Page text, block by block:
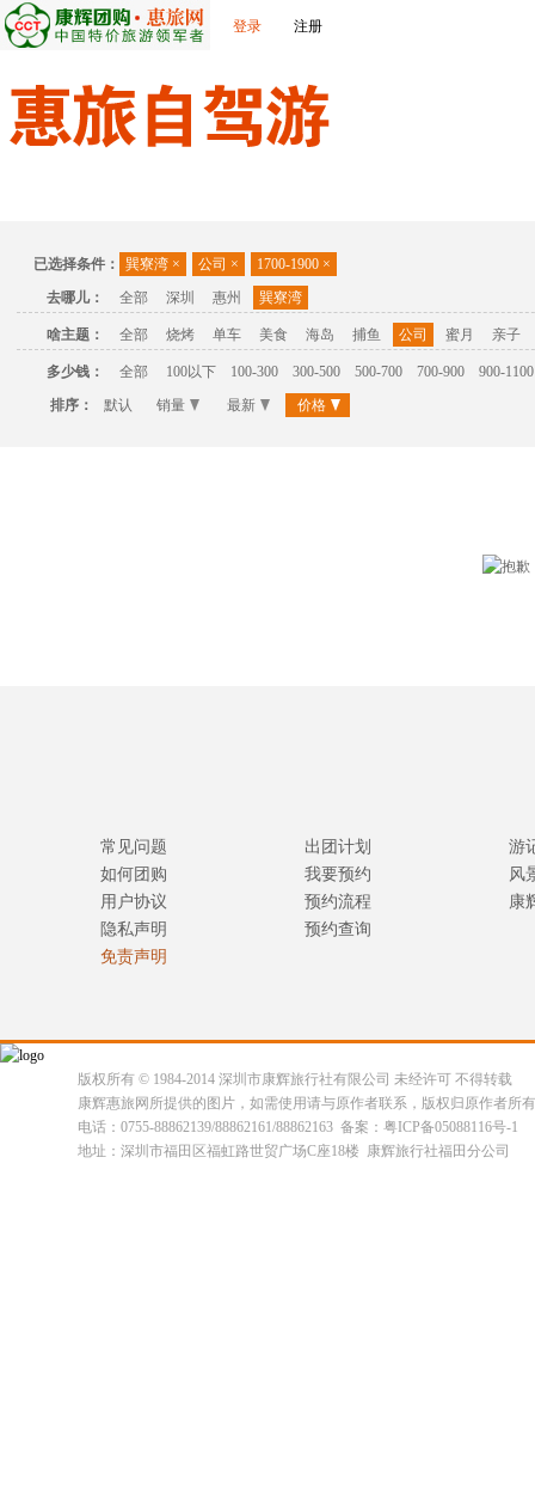
登录 注册
已选择条件： 巽寮湾 × 公司 × 1700-1900 ×
去哪儿：
全部 深圳 惠州 巽寮湾
啥主题： 全部 烧烤 单车 美食 海岛 捕鱼 公司 蜜月 亲子
多少钱： 全部 100以下 100-300 300-500 500-700 700-900
900-1100
排序：
默认 销量 最新 价格
常见问题
如何团购
用户协议
隐私声明
免责声明
出团计划
我要预约
预约流程
预约查询
游
风
康
版权所有 © 1984-2014 深圳市康辉旅行社有限公司 未经许可 不得转载
康辉惠旅网所提供的图片，如需使用请与原作者联系，版权归原作者所
电话：0755-88862139/88862161/88862163 备案：粤ICP备05088116号-1
地址：深圳市福田区福虹路世贸广场C座18楼 康辉旅行社福田分公司